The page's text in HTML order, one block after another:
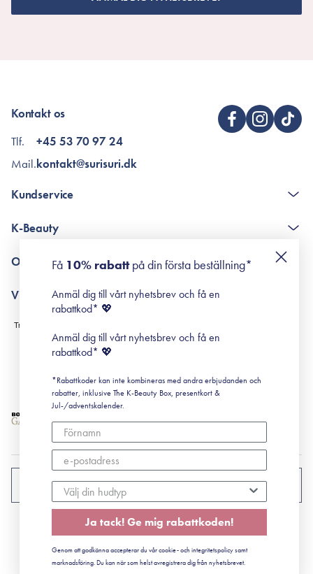
Kontakt os
Tlf.
Mail.
+45 53 70 97 24
kontakt@surisuri.dk
Kundservice
Poängshop - frågor och svar
K-Beauty
Retinol för nybörjare
Om Surisuri
Black Friday
Villkor
Leverans & Retur
Köpvillkor
Prenumerationsvillkor
Cookiepolicy
SVERIGE
© 2022 Surisuri ApS - Storstrømsvej 42, 6715 Esbjerg N
CVR: 41492252
Få 10% rabattpå din första beställning*
Anmäl dig till vårt nyhetsbrev och få en
rabattkod* 💖
Anmäl dig till vårt nyhetsbrev och få en
rabattkod* 💖
*Rabattkoder kan inte kombineras med andra erbjudanden och
rabatter, inklusive The K-Beauty Box, presentkort &
Jul-/adventskalender.
Ja tack! Ge mig rabattkoden!
Genom att godkänna accepterar du vår cookie- och integritetspolicy samt
marknadsföring. Du kan när som helst avregistrera dig från nyhetsbrevet.